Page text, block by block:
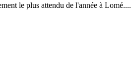
le plus attendu de l'année à Lomé....